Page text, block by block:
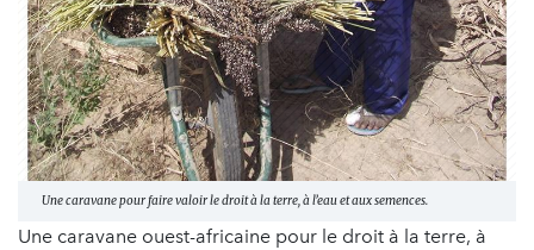
Une caravane pour faire valoir le droit à la terre, à l’eau et aux semences.
Une caravane ouest-africaine pour le droit à la terre, à